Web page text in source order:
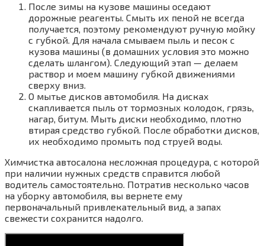
После зимы на кузове машины оседают
дорожные реагенты. Смыть их пеной не всегда
получается, поэтому рекомендуют ручную мойку
с губкой. Для начала смываем пыль и песок с
кузова машины (в домашних условия это можно
сделать шлангом). Следующий этап — делаем
раствор и моем машину губкой движениями
сверху вниз.
О мытье дисков автомобиля. На дисках
скапливается пыль от тормозных колодок, грязь,
нагар, битум. Мыть диски необходимо, плотно
втирая средство губкой. После обработки дисков,
их необходимо промыть под струей воды.
Химчистка автосалона несложная процедура, с которой
при наличии нужных средств справится любой
водитель самостоятельно. Потратив несколько часов
на уборку автомобиля, вы вернете ему
первоначальный привлекательный вид, а запах
свежести сохранится надолго.